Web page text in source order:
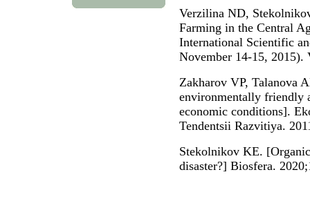
Verzilina ND,
Farming in the Central
International Scientific
November 14-15, 2015).
Zakharov VP, Talanova
environmentally friendly
economic conditions].
Tendentsii Razvitiya.
Stekolnikov KE.
disaster?] Biosfera.